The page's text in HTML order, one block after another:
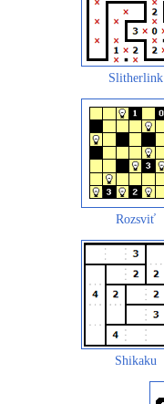
Slitherlink
Rozsviť
Shikaku